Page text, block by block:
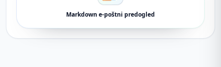
Markdown e-poštni predogled